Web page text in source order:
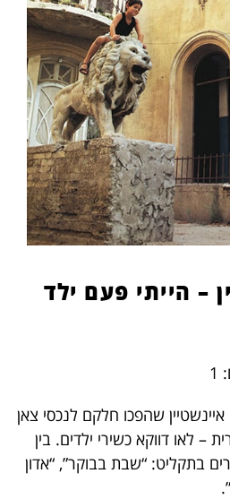
לאפס
כל
האפשרויות
cached
– הייתי פעם ילד
איינשטיין שהפכו חלקם לנכסי צאן
– לאו דווקא כשירי ילדים. בין
בתקליט: “שבת בבוקר”, “אדון